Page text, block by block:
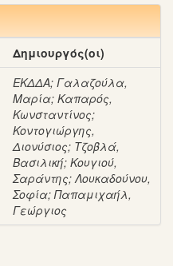
Δημιουργός(οι)
ΕΚΔΔΑ; Γαλαζούλα,
Μαρία; Καπαρός,
Κωνσταντίνος;
Κοντογιώργης,
Διονύσιος; Τζοβλά,
Βασιλική; Κουγιού,
Σαράντης;Λουκαδούνου,
Σοφία;Παπαμιχαήλ,
Γεώργιος